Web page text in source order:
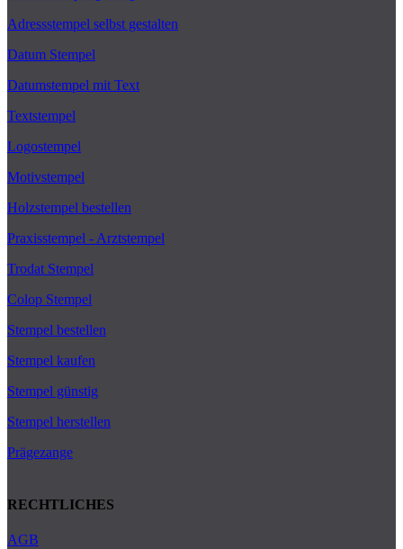
Adressstempel selbst gestalten
Datum Stempel
Datumstempel mit Text
Textstempel
Logostempel
Motivstempel
Holzstempel bestellen
Praxisstempel - Arztstempel
Trodat Stempel
Colop Stempel
Stempel bestellen
Stempel kaufen
Stempel günstig
Stempel herstellen
Prägezange
RECHTLICHES
AGB